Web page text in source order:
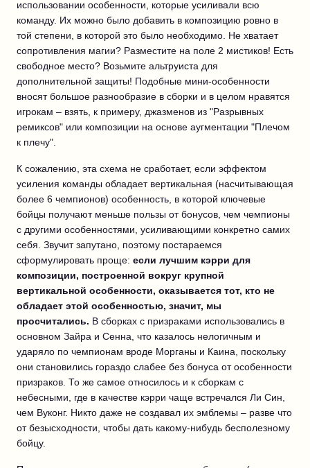
использовании особенности, которые усиливали всю
команду. Их можно было добавить в композицию ровно в
той степени, в которой это было необходимо. Не хватает
сопротивления магии? Разместите на поле 2 мистиков! Есть
свободное место? Возьмите альтруиста для
дополнительной защиты! Подобные мини-особенности
вносят большое разнообразие в сборки и в целом нравятся
игрокам – взять, к примеру, джазменов из "Разрывных
ремиксов" или композиции на основе аугментации "Плечом
к плечу".
К сожалению, эта схема не сработает, если эффектом
усиления команды обладает вертикальная (насчитывающая
более 6 чемпионов) особенность, в которой ключевые
бойцы получают меньше пользы от бонусов, чем чемпионы
с другими особенностями, усиливающими конкретно самих
себя. Звучит запутано, поэтому постараемся
сформулировать проще: если лучшим кэрри для
композиции, построенной вокруг крупной
вертикальной особенности, оказывается тот, кто не
обладает этой особенностью, значит, мы
просчитались. В сборках с призраками использовались в
основном Зайра и Сенна, что казалось нелогичным и
ударяло по чемпионам вроде Морганы и Каина, поскольку
они становились гораздо слабее без бонуса от особенности
призраков. То же самое относилось и к сборкам с
небесными, где в качестве кэрри чаще встречался Ли Син,
чем Вуконг. Никто даже не создавал их эмблемы – разве что
от безысходности, чтобы дать какому-нибудь бесполезному
бойцу.